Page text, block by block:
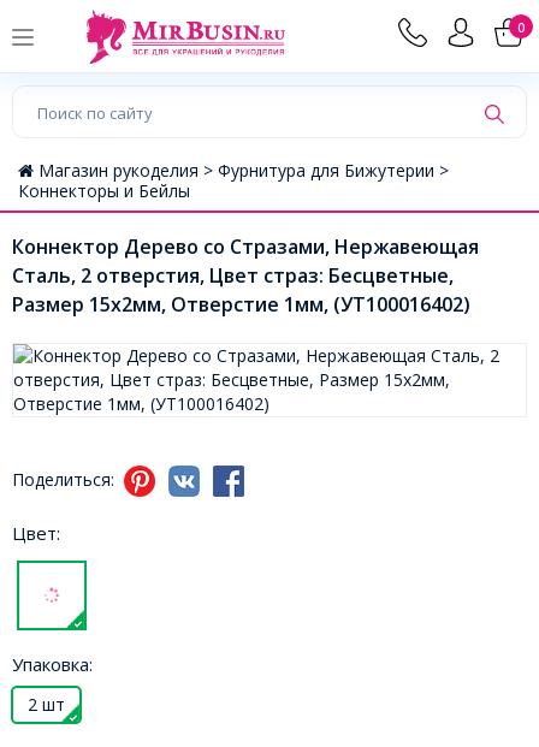
0
Магазин рукоделия > Фурнитура для Бижутерии >
Коннекторы и Бейлы
Коннектор Дерево со Стразами, Нержавеющая
Сталь, 2 отверстия, Цвет страз: Бесцветные,
Размер 15x2мм, Отверстие 1мм, (УТ100016402)
Поделиться:
Цвет:
Упаковка:
2 шт